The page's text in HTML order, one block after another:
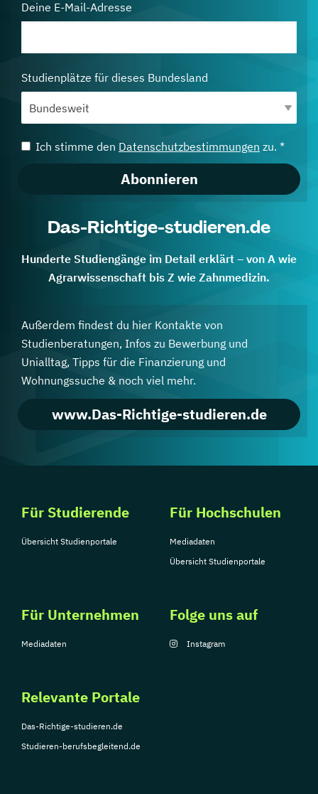
Deine E-Mail-Adresse
Studienplätze für dieses Bundesland
Ich stimme den Datenschutzbestimmungen zu. *
Abonnieren
Das-Richtige-studieren.de
Hunderte Studiengänge im Detail erklärt – von A wie
Agrarwissenschaft bis Z wie Zahnmedizin.
Außerdem findest du hier Kontakte von
Studienberatungen, Infos zu Bewerbung und
Unialltag, Tipps für die Finanzierung und
Wohnungssuche & noch viel mehr.
www.Das-Richtige-studieren.de
Für Studierende
Übersicht Studienportale
Für Hochschulen
Mediadaten
Übersicht Studienportale
Für Unternehmen
Mediadaten
Relevante Portale
Das-Richtige-studieren.de
Studieren-berufsbegleitend.de
Folge uns auf
Instagram